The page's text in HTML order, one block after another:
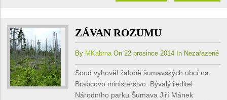
ZÁVAN ROZUMU
By MKabrnaOn 22 prosince 2014 In Nezařazené
Soud vyhověl žalobě šumavských obcí na
Brabcovo ministerstvo. Bývalý ředitel
Národního parku Šumava Jiří Mánek